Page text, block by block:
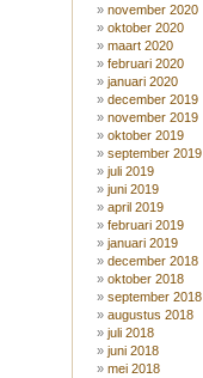
november 2020
oktober 2020
maart 2020
februari 2020
januari 2020
december 2019
november 2019
oktober 2019
september 2019
juli 2019
juni 2019
april 2019
februari 2019
januari 2019
december 2018
oktober 2018
september 2018
augustus 2018
juli 2018
juni 2018
mei 2018